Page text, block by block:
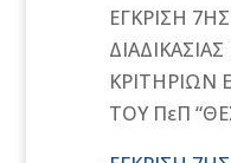
ΕΓΚΡΙΣΗ
ΚΡΙΤΗΡΙΩΝ
ΤΟΥ ΠεΠ